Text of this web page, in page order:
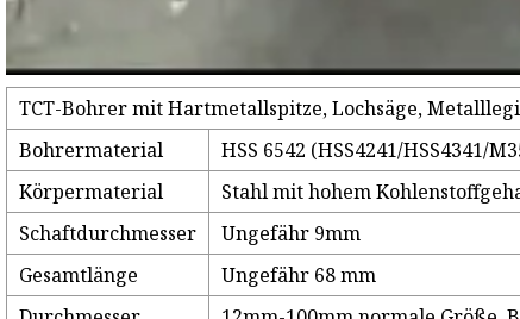
TCT-Bohrer mit Hartmetallspitze, Lochsäge,
Bohrermaterial
HSS 6542 (HSS4241/HSS4341/
Körpermaterial
Stahl mit hohem
Schaftdurchmesser
Ungefähr 9mm
Gesamtlänge
Ungefähr 68 mm